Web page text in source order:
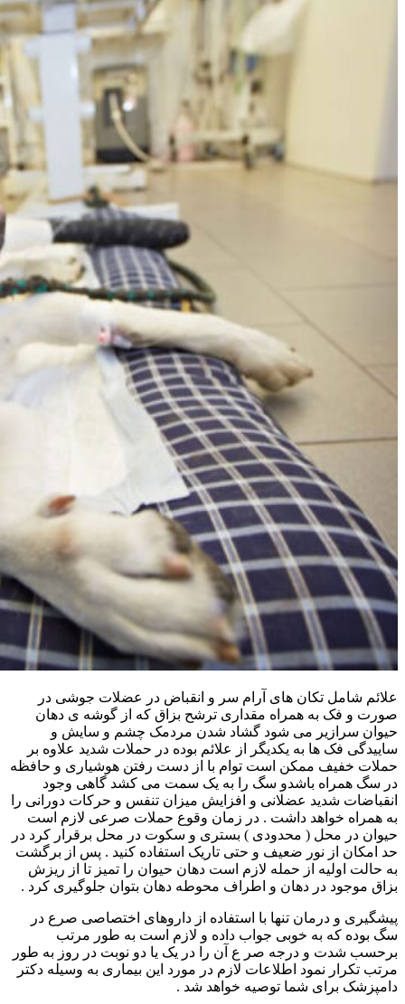
علائم شامل تکان های آرام سر و انقباض در عضلات جوشی در
صورت و فک به همراه مقداری ترشح بزاق که از گوشه ی دهان
حیوان سرازیر می شود گشاد شدن مردمک چشم و سایش و
ساییدگی فک ها به یکدیگر از علائم بوده در حملات شدید علاوه بر
حملات خفیف ممکن است توام با از دست رفتن هوشیاری و حافظه
در سگ همراه باشدو سگ را به یک سمت می کشد گاهی وجود
انقباضات شدید عضلانی و افزایش میزان تنفس و حرکات دورانی را
به همراه خواهد داشت . در زمان وقوع حملات صرعی لازم است
حیوان در محل ( محدودی ) بستری و سکوت در محل برقرار کرد در
حد امکان از نور ضعیف و حتی تاریک استفاده کنید . پس از برگشت
به حالت اولیه از حمله لازم است دهان حیوان را تمیز تا از ریزش
بزاق موجود در دهان و اطراف محوطه دهان بتوان جلوگیری کرد .
پیشگیری و درمان تنها با استفاده از داروهای اختصاصی صرع در
سگ بوده که به خوبی جواب داده و لازم است به طور مرتب
برحسب شدت و درجه صر ع آن را در یک یا دو نوبت در روز به طور
مرتب تکرار نمود اطلاعات لازم در مورد این بیماری به وسیله دکتر
دامپزشک برای شما توصیه خواهد شد .